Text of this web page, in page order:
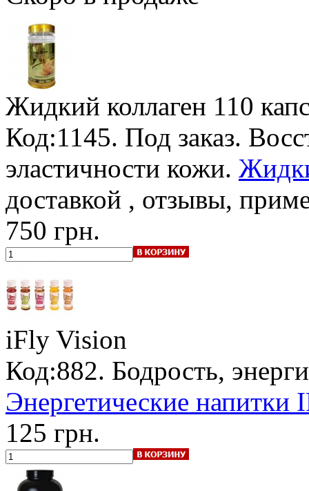
Жидкий коллаген 110
Код:1145. Под заказ.
эластичности кожи.
доставкой , отзывы,
750 грн.
iFly Vision
Код:882. Бодрость,
Энергетические напитки
125 грн.